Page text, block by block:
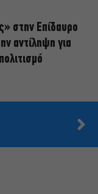
στην Επίδαυρο
αντίληψη για